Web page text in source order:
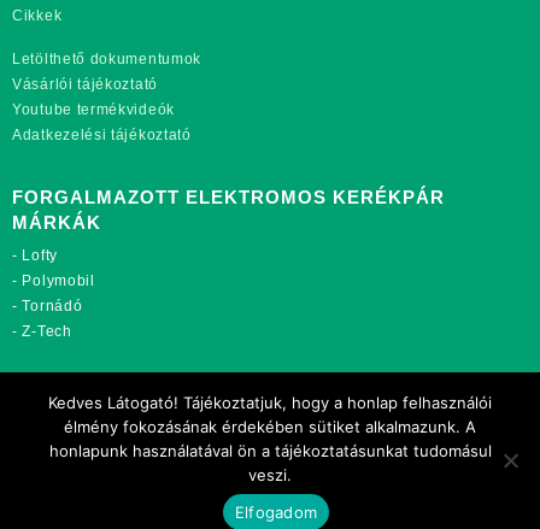
Cikkek
Letölthető dokumentumok
Vásárlói tájékoztató
Youtube termékvideók
Adatkezelési tájékoztató
FORGALMAZOTT ELEKTROMOS KERÉKPÁR
MÁRKÁK
- Lofty
- Polymobil
-Tornádó
-Z-Tech
rekordmobil.hu
rekordmotor.hu
motorkerekparalkatreszek.hu
Copyright 2021 Rekord-Mobil Kft.
Kedves Látogató! Tájékoztatjuk, hogy a honlap felhasználói
élmény fokozásának érdekében sütiket alkalmazunk. A
honlapunk használatával ön a tájékoztatásunkat tudomásul
veszi.
Elfogadom